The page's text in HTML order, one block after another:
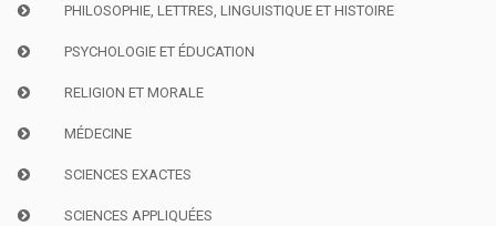
PHILOSOPHIE, LETTRES, LINGUISTIQUE ET HISTOIRE
PSYCHOLOGIE ET ÉDUCATION
RELIGION ET MORALE
MÉDECINE
SCIENCES EXACTES
SCIENCES APPLIQUÉES